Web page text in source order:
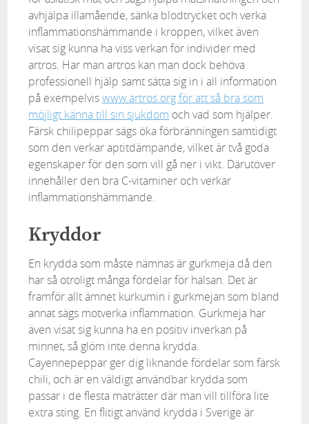
avhjälpa illamående, sänka blodtrycket och verka
inflammationshämmande i kroppen, vilket även
visat sig kunna ha viss verkan för individer med
artros. Har man artros kan man dock behöva
professionell hjälp samt sätta sig in i all information
på exempelviswww.artros.org för att så bra som
möjligt känna till sin sjukdom och vad som hjälper.
Färsk chilipeppar sägs öka förbränningen samtidigt
som den verkar aptitdämpande, vilket är två goda
egenskaper för den som vill gå ner i vikt. Därutöver
innehåller den bra C-vitaminer och verkar
inflammationshämmande.
Kryddor
En krydda som måste nämnas är gurkmeja då den
har så otroligt många fördelar för hälsan. Det är
framför allt ämnet kurkumin i gurkmejan som bland
annat sägs motverka inflammation. Gurkmeja har
även visat sig kunna ha en positiv inverkan på
minnet, så glöm inte denna krydda.
Cayennepeppar ger dig liknande fördelar som färsk
chili, och är en väldigt användbar krydda som
passar i de flesta maträtter där man vill tillföra lite
extra sting. En flitigt använd krydda i Sverige är